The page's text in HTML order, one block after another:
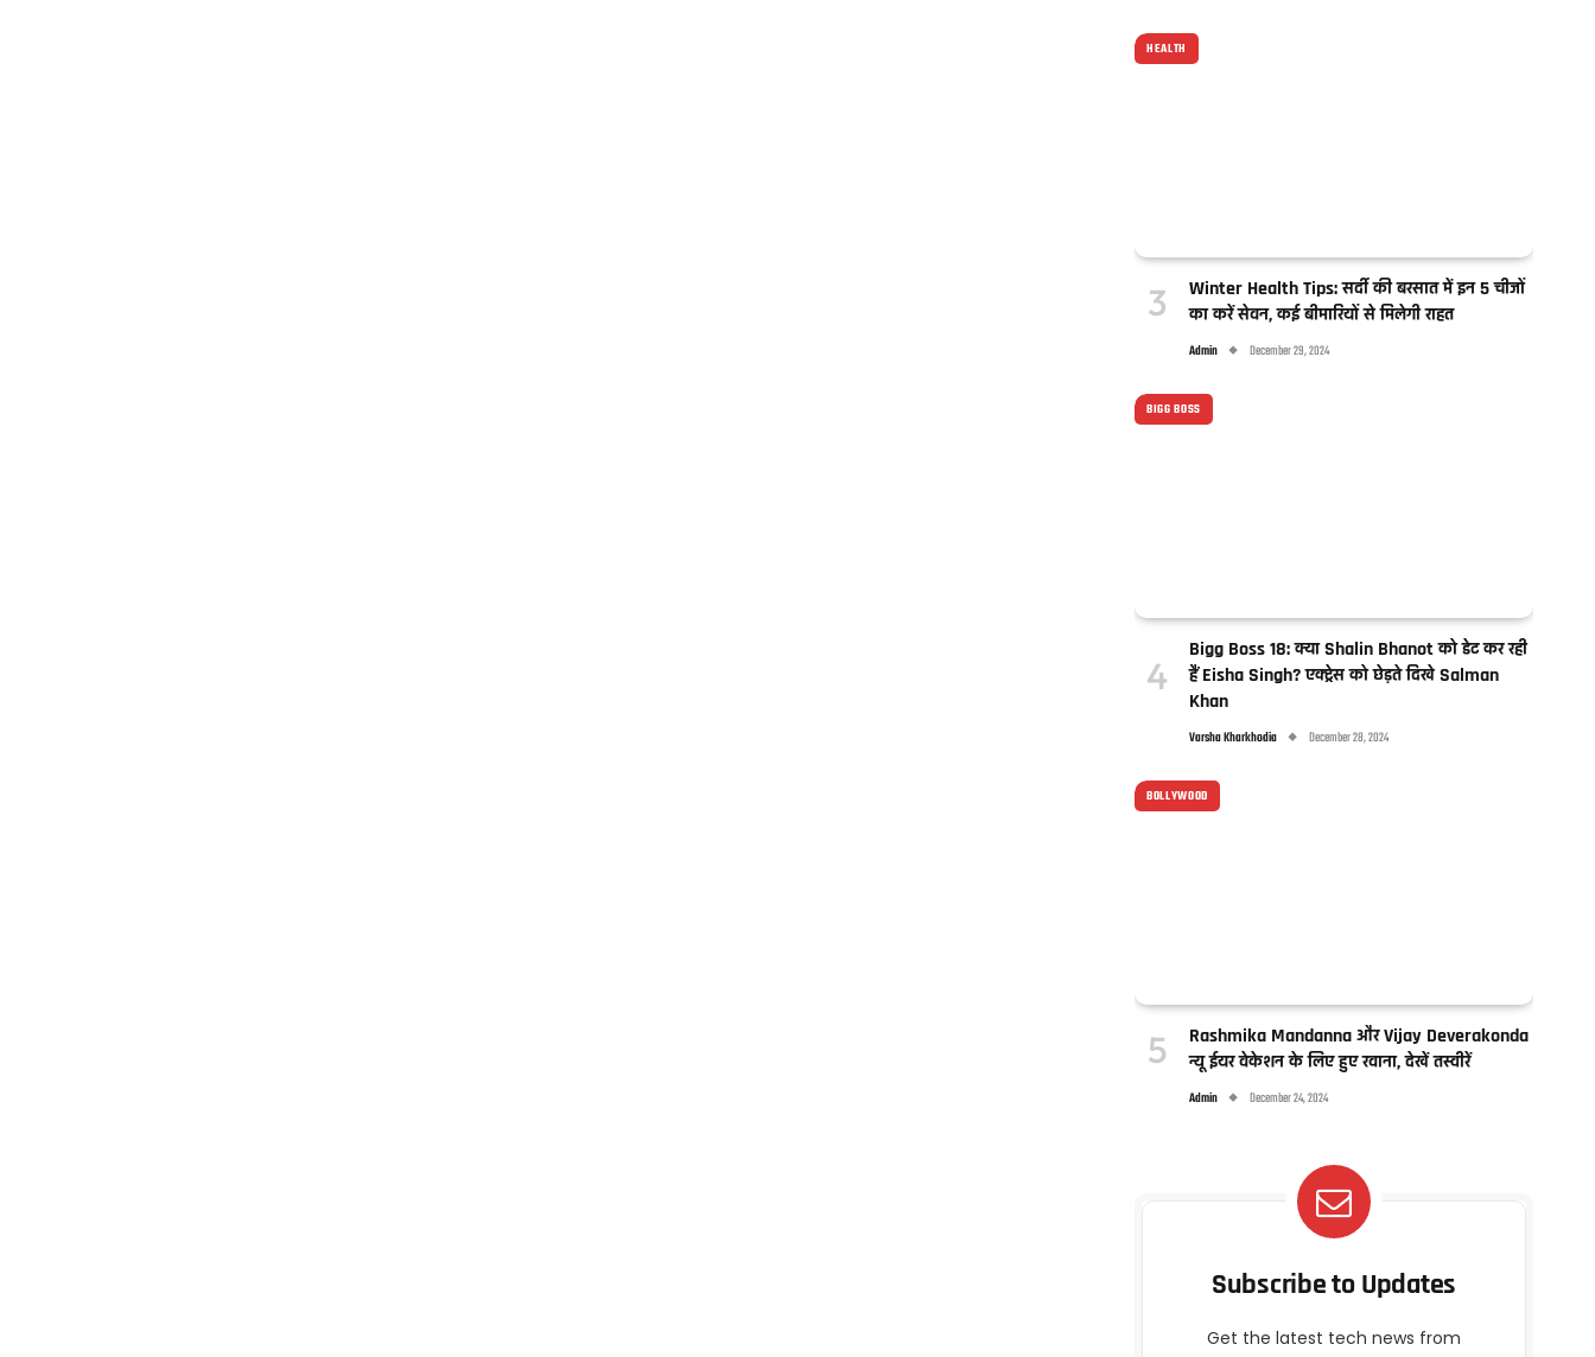
HEALTH
Winter Health Tips: सर्दी की बरसात में इन 5 चीजों
का करें सेवन, कई बीमारियों से मिलेगी राहत
Admin December 29, 2024
BIGG BOSS
Bigg Boss 18: क्या Shalin Bhanot को डेट कर रही
हैं Eisha Singh? एक्ट्रेस को छेड़ते दिखे Salman
Khan
Varsha Kharkhodia December 28, 2024
BOLLYWOOD
Rashmika Mandanna और Vijay Deverakonda
न्यू ईयर वेकेशन के लिए हुए रवाना, देखें तस्वीरें
Admin December 24, 2024
Subscribe to Updates
Get the latest tech news from